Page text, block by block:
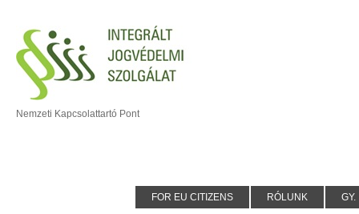
Nemzeti Kapcsolattartó Pont
FOR EU CITIZENS RÓLUNK GY.